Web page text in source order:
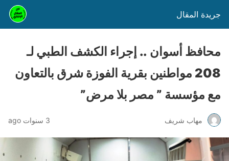
جريدة المقال
محافظ أسوان .. إجراء الكشف الطبي لـ
208 مواطنين بقرية الفوزة شرق بالتعاون
مع مؤسسة ” مصر بلا مرض”
مهاب شريف 3 سنوات ago